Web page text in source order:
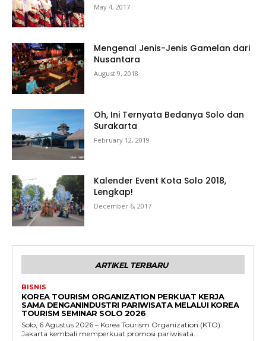
May 4, 2017
Mengenal Jenis-Jenis Gamelan dari
Nusantara
August 9, 2018
Oh, Ini Ternyata Bedanya Solo dan
Surakarta
February 12, 2019
Kalender Event Kota Solo 2018,
Lengkap!
December 6, 2017
ARTIKEL TERBARU
BISNIS
KOREA TOURISM ORGANIZATION PERKUAT KERJA
SAMA DENGANINDUSTRI PARIWISATA MELALUI KOREA
TOURISM SEMINAR SOLO 2026
Solo, 6 Agustus 2026 – Korea Tourism Organization (KTO)
Jakarta kembali memperkuat promosi pariwisata...